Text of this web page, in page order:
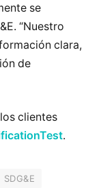
se
“Nuestro
clara,
de
clientes
.
SDG&E